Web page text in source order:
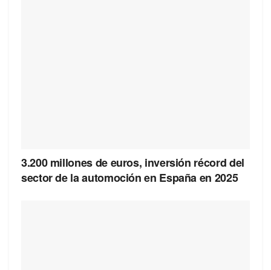
3.200 millones de euros, inversión récord del
sector de la automoción en España en 2025